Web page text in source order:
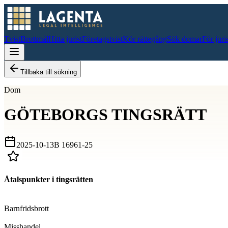
TvistBrottmålHitta juristFöretagstvistKör rättegångSök domarFör
Tillbaka till sökning
Dom
GÖTEBORGS TINGSRÄTT
2025-10-13B 16961-25
Åtalspunkter i tingsrätten
Barnfridsbrott